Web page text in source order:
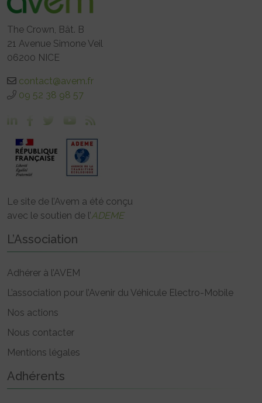
The Crown, Bât. B
21 Avenue Simone Veil
06200 NICE
contact@avem.fr
09 52 38 98 57
Le site de l’Avem a été conçu
avec le soutien de l’ADEME
L’Association
Adhérer à l’AVEM
L’association pour l’Avenir du Véhicule Electro-Mobile
Nos actions
Nous contacter
Mentions légales
Adhérents